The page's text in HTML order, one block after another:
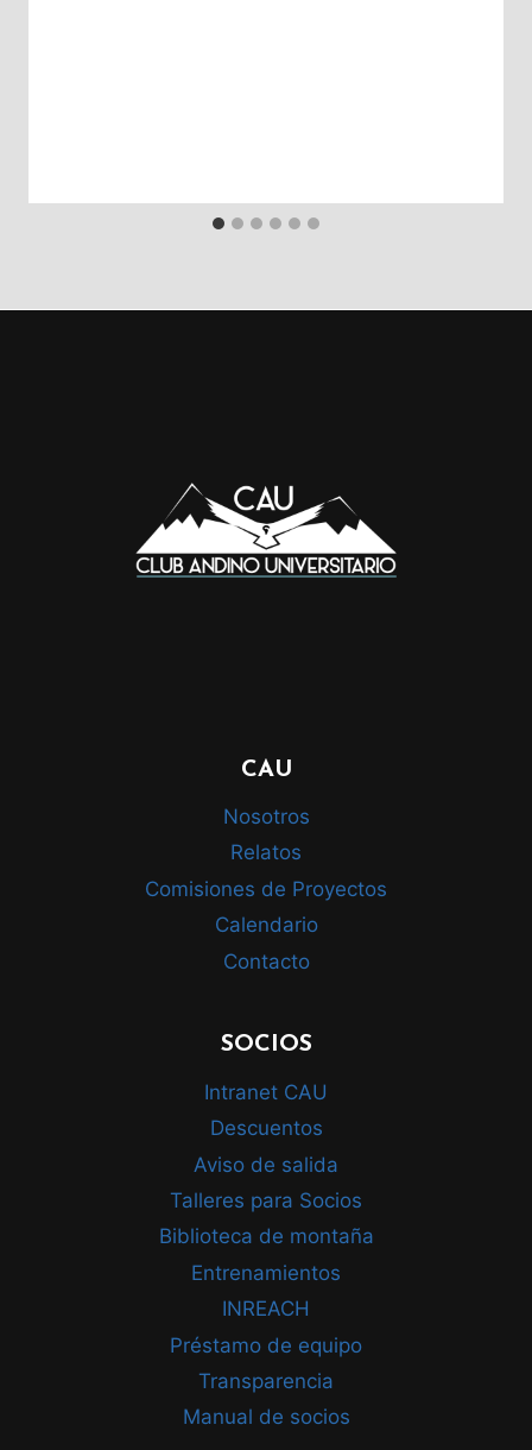
CAU
Nosotros
Relatos
Comisiones de Proyectos
Calendario
Contacto
SOCIOS
Intranet CAU
Descuentos
Aviso de salida
Talleres para Socios
Biblioteca de montaña
Entrenamientos
INREACH
Préstamo de equipo
Transparencia
Manual de socios